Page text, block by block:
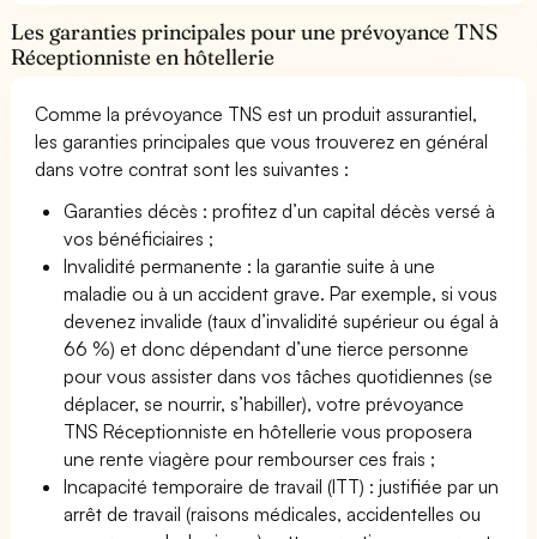
Les garanties principales pour une prévoyance TNS
Réceptionniste en hôtellerie
Comme la prévoyance TNS est un produit assurantiel,
les garanties principales que vous trouverez en général
dans votre contrat sont les suivantes :
Garanties décès : profitez d’un capital décès versé à
vos bénéficiaires ;
Invalidité permanente : la garantie suite à une
maladie ou à un accident grave. Par exemple, si vous
devenez invalide (taux d’invalidité supérieur ou égal à
66 %) et donc dépendant d’une tierce personne
pour vous assister dans vos tâches quotidiennes (se
déplacer, se nourrir, s’habiller), votre prévoyance
TNS Réceptionniste en hôtellerie vous proposera
une rente viagère pour rembourser ces frais ;
Incapacité temporaire de travail (ITT) : justifiée par un
arrêt de travail (raisons médicales, accidentelles ou